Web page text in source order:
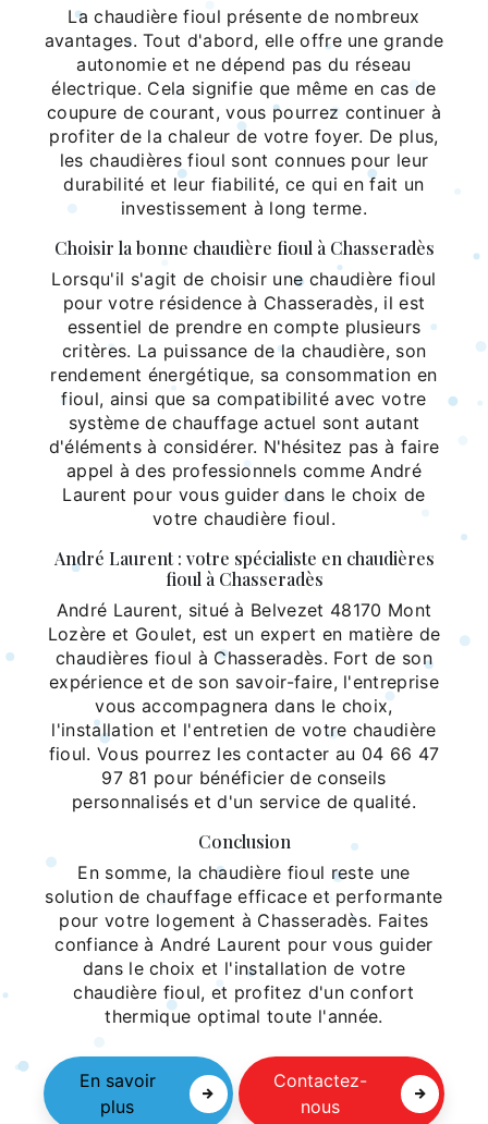
La chaudière fioul présente de nombreux
avantages. Tout d'abord, elle offre une grande
autonomie et ne dépend pas du réseau
électrique. Cela signifie que même en cas de
coupure de courant, vous pourrez continuer à
profiter de la chaleur de votre foyer. De plus,
les chaudières fioul sont connues pour leur
durabilité et leur fiabilité, ce qui en fait un
investissement à long terme.
Choisir la bonne chaudière fioul à Chasseradès
Lorsqu'il s'agit de choisir une chaudière fioul
pour votre résidence à Chasseradès, il est
essentiel de prendre en compte plusieurs
critères. La puissance de la chaudière, son
rendement énergétique, sa consommation en
fioul, ainsi que sa compatibilité avec votre
système de chauffage actuel sont autant
d'éléments à considérer. N'hésitez pas à faire
appel à des professionnels comme André
Laurent pour vous guider dans le choix de
votre chaudière fioul.
André Laurent : votre spécialiste en chaudières
fioul à Chasseradès
André Laurent, situé à Belvezet 48170 Mont
Lozère et Goulet, est un expert en matière de
chaudières fioul à Chasseradès. Fort de son
expérience et de son savoir-faire, l'entreprise
vous accompagnera dans le choix,
l'installation et l'entretien de votre chaudière
fioul. Vous pourrez les contacter au 04 66 47
97 81 pour bénéficier de conseils
personnalisés et d'un service de qualité.
Conclusion
En somme, la chaudière fioul reste une
solution de chauffage efficace et performante
pour votre logement à Chasseradès. Faites
confiance à André Laurent pour vous guider
dans le choix et l'installation de votre
chaudière fioul, et profitez d'un confort
thermique optimal toute l'année.
En savoir
plus
Contactez-
nous